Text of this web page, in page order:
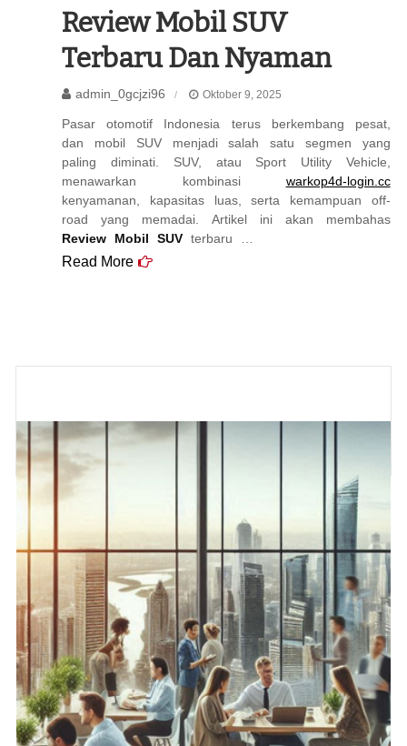
Review Mobil SUV
Terbaru Dan Nyaman
admin_0gcjzi96 Oktober 9, 2025
Pasar otomotif Indonesia terus berkembang pesat,
dan mobil SUV menjadi salah satu segmen yang
paling diminati. SUV, atau Sport Utility Vehicle,
menawarkan kombinasi warkop4d-login.cc
kenyamanan, kapasitas luas, serta kemampuan off-
road yang memadai. Artikel ini akan membahas
Review Mobil SUV terbaru …
Read More